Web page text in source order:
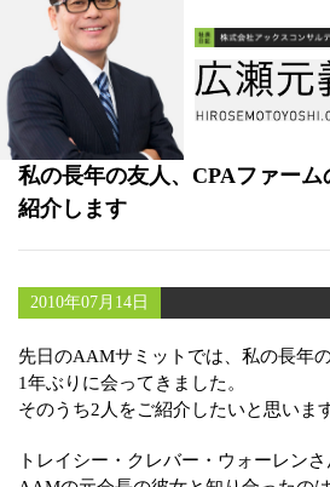
書籍
メールマガジン（無料）
講演・取材依頼
セミナー
私の長年の友人、CPAファー
紹介します
2010年07月14日
先日のAAMサミットでは、私の長年
1年ぶりに会ってきました。
そのうち2人をご紹介したいと思いま
トレイシー・クレバー・ウォーレンさ